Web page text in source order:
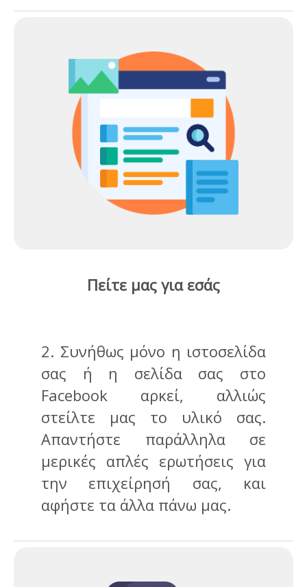
Πείτε μας για εσάς
2. Συνήθως μόνο η ιστοσελίδα
σας ή η σελίδα σας στο
Facebook αρκεί, αλλιώς
στείλτε μας το υλικό σας.
Απαντήστε παράλληλα σε
μερικές απλές ερωτήσεις για
την επιχείρησή σας, και
αφήστε τα άλλα πάνω μας.